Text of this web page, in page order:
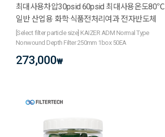
최대사용차압30psid 60psid 최대사용온도80℃
일반 산업용 화학·식품전처리여과 전자반도체
[Select filter particle size] KAIZER ADM Normal Type
Nonwound Depth Filter 250mm 1box 50EA
273,000₩